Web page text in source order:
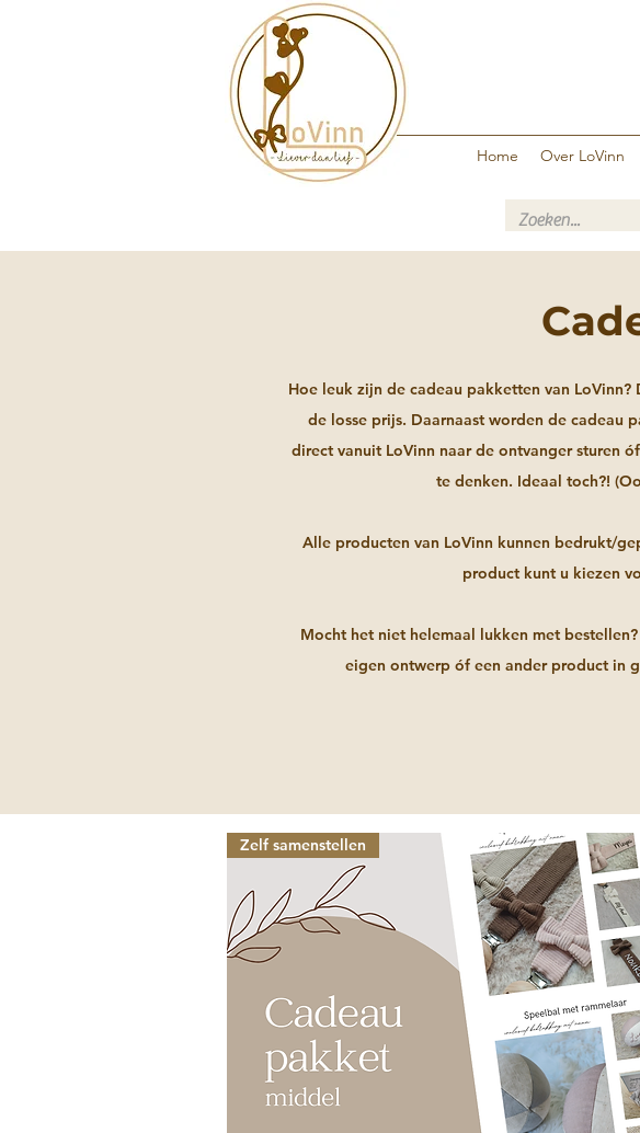
Home Over LoVinn
Hoe leuk zijn de cadeau pakketten van
de losse prijs. Daarnaast worden de cadeau
direct vanuit LoVinn naar de ontvanger sturen
te denken. Ideaal toch?!
Alle producten van LoVinn kunnen bedrukt/
product kunt u kiezen
Mocht het niet helemaal lukken met
eigen ontwerp óf een ander product in
Zelf samenstellen